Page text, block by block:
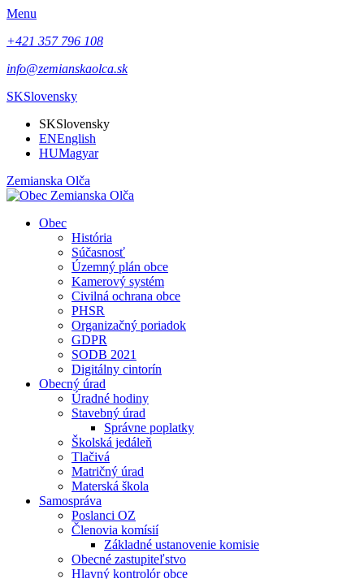
Menu
+421 357 796 108
info@zemianskaolca.sk
SKSlovensky
SKSlovensky
ENEnglish
HUMagyar
Zemianska Olča
Obec
História
Súčasnosť
Územný plán obce
Kamerový systém
Civilná ochrana obce
PHSR
Organizačný poriadok
GDPR
SODB 2021
Digitálny cintorín
Obecný úrad
Úradné hodiny
Stavebný úrad
Správne poplatky
Školská jedáleň
Tlačivá
Matričný úrad
Materská škola
Samospráva
Poslanci OZ
Členovia komísií
Základné ustanovenie komisie
Obecné zastupiteľstvo
Hlavný kontrolór obce